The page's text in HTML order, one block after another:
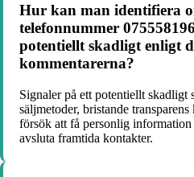
Hur kan man identifiera
telefonnummer
potentiellt skadligt enligt
kommentarerna?
Signaler på ett potentiellt skadligt
säljmetoder, bristande
försök att få personlig
avsluta framtida kontakter.